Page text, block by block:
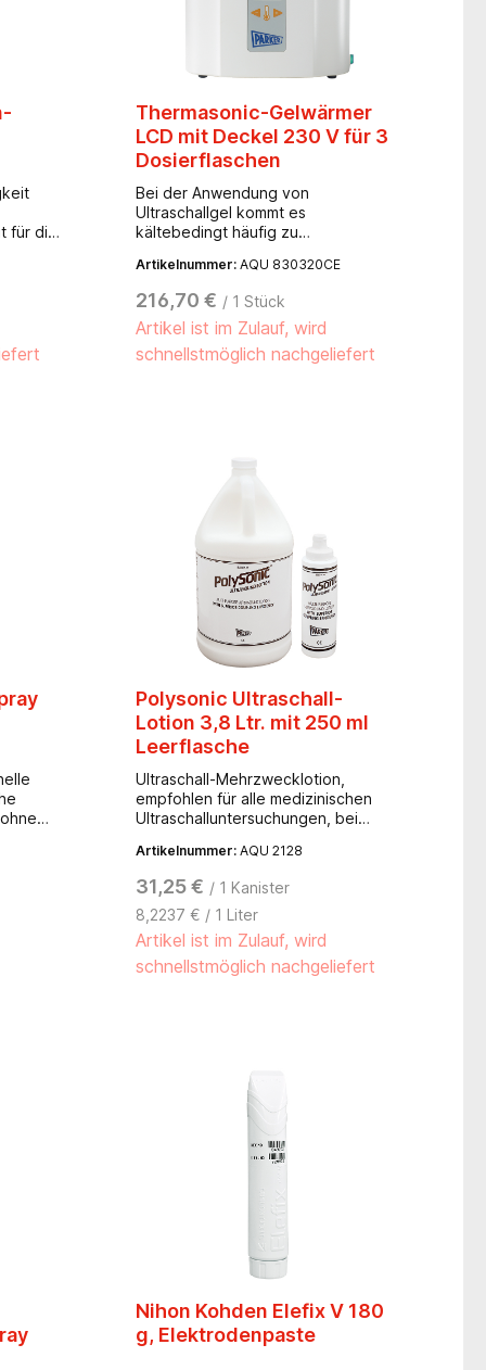
für die
Thermasonic-Gelwärmer
LCD mit Deckel 230 V für 3
Dosierflaschen
Bei der Anwendung von
Ultraschallgel kommt es
kältebedingt häufig zu
den Patienten. Mit dem Thermasonic
Gelwärmer wird das Ultraschallgel
auf Körpertemperatur vorgewärmt.-
für 3 Dosierflaschen à 250 ml-
regulierbarer Thermostat mit 3
Einstellungen (35°C, 40°C oder
EIN/AUS Schalter- mit europäischem
Hz- Maße (B x H x T): 18,5 x 21 x 11
cmLieferumfang: Thermasonic-
Gelwärmer mit Deckel,
Wandbefestigungsmaterial (2
Schrauben, 2 Dübel)
Artikelnummer: AQU 830320CE
216,70 € / 1 Stück
Artikel ist im Zulauf, wird
schnellstmöglich nachgeliefert
Polysonic Ultraschall-
Lotion 3,8 Ltr. mit 250 ml
Leerflasche
Ultraschall-Mehrzwecklotion,
empfohlen für alle medizinischen
Ultraschalluntersuchungen, bei
feuchtigkeitsspendende Formel-
angenehm sowohl für Patienten als
auch Ultraschall-Personal- akustisch
korrekt für einen breiten
Frequenzbereich- verursacht keine
Schäden an Geräten oder Kleidung-
hypoallergen, bakteriostatisch-
Artikelnummer: AQU 2128
31,25 € / 1 Kanister
8,2237 € / 1 Liter
Artikel ist im Zulauf, wird
schnellstmöglich nachgeliefert
Nihon Kohden Elefix V 180
g, Elektrodenpaste